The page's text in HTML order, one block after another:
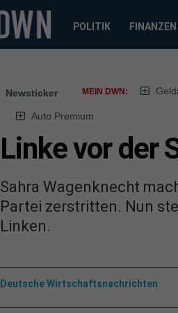
POLITIK FINANZEN
Newsticker MEIN DWN:
Auto Premium
Linke vor der
Sahra Wagenknecht
Partei zerstritten. Nun
Linken.
Deutsche Wirtschaftsnachrichten